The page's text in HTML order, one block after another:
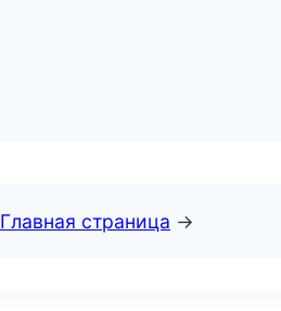
Главная страница →